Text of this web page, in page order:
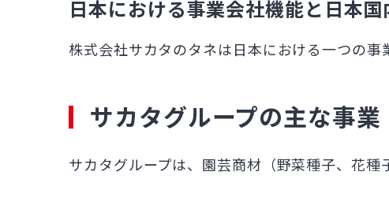
日本における事業会社機能と日本
株式会社サカタのタネは日本における一つの事
サカタグループの主な事業
サカタグループは、園芸商材（野菜種子、花種